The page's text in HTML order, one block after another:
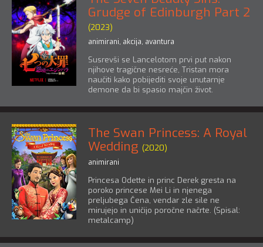
Grudge of Edinburgh Part 2
(2023)
animirani, akcija, avantura
Susrevši se Lancelotom prvi put nakon
njihove tragične nesreće, Tristan mora
naučiti kako pobijediti svoje unutarnje
demone da bi spasio majčin život.
The Swan Princess: A Royal
Wedding (2020)
animirani
Princesa Odette in princ Derek gresta na
poroko princese Mei Li in njenega
preljubega Čena, vendar zle sile ne
mirujejo in uničijo poročne načrte. (Spisal:
metalcamp)